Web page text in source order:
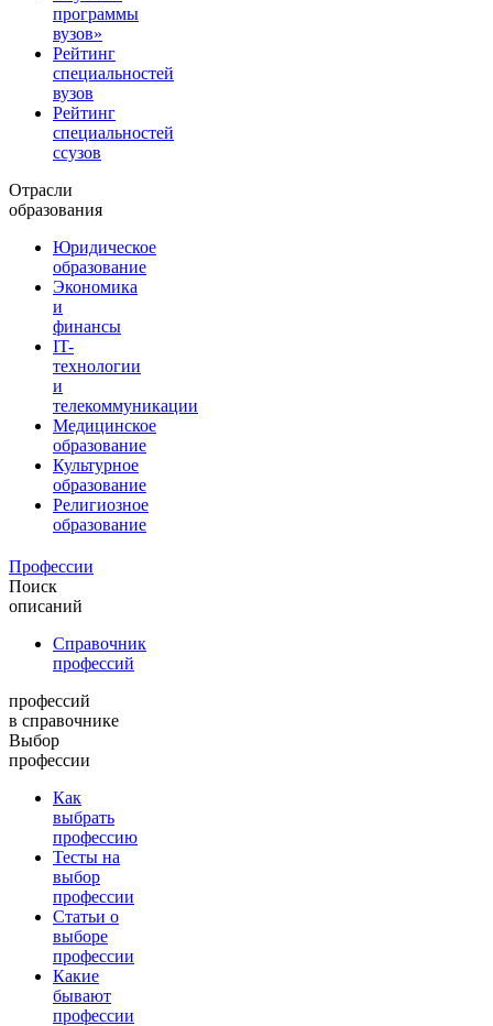
программы
вузов»
Рейтинг
специальностей
вузов
Рейтинг
специальностей
ссузов
Отрасли
образования
Юридическое
образование
Экономика
и
финансы
IT-
технологии
и
телекоммуникации
Медицинское
образование
Культурное
образование
Религиозное
образование
Профессии
Поиск
описаний
Справочник
профессий
профессий
в справочнике
Выбор
профессии
Как
выбрать
профессию
Тесты на
выбор
профессии
Статьи о
выборе
профессии
Какие
бывают
профессии